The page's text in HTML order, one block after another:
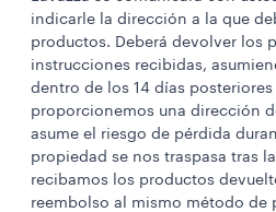
indicarle la dirección a la que
productos. Deberá devolver los
instrucciones recibidas,
dentro de los 14 días
proporcionemos una dirección
asume el riesgo de pérdida
propiedad se nos traspasa tras
recibamos los productos
reembolso al mismo método de